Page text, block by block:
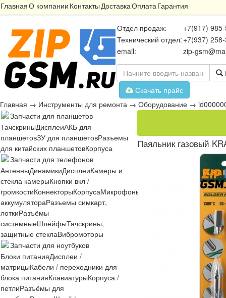
ГлавнаяО компании КонтактыДоставкаОплатаГарантия
Отдел продаж:
+7(917)
Технический отдел: +7(937)
email:
zip-
Скачать прайс
Главная → Инструменты для ремонта → Оборудование →
Запчасти для планшетов
ТачскриныДисплеиАКБ для
планшетовЗУ для планшетовРазъемы
для китайских планшетовКорпуса
Запчасти для телефонов
АнтенныДинамикиДисплеиКамеры и
стекла камерыКнопки вкл /
громкостиКоннекторыКорпусаМикрофоны Платы
аккумулятораРазъемы симкарт,
лоткиРазъёмы
системныеШлейфыТачскрины,
защитные стеклаВибромоторы
Запчасти для ноутбуков
Блоки питанияДисплеи /
матрицыКабели / переходники для
блока питанияКлавиатурыКорпуса /
петлиРазъёмы для
Паяльник газовый